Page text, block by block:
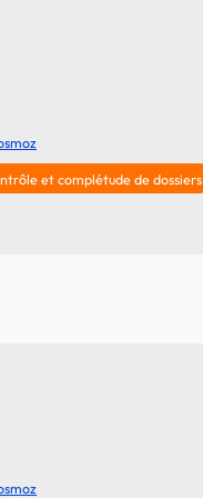
et complétude de dossiers